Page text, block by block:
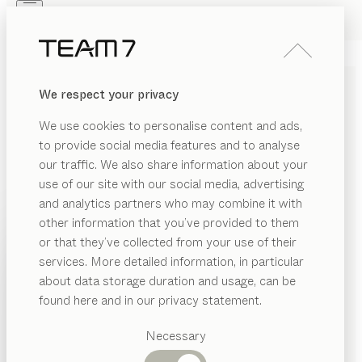
We respect your privacy
We use cookies to personalise content and ads,
to provide social media features and to analyse
our traffic. We also share information about your
use of our site with our social media, advertising
and analytics partners who may combine it with
other information that you’ve provided to them
or that they’ve collected from your use of their
services. More detailed information, in particular
about data storage duration and usage, can be
found here and in our privacy statement.
Necessary
PRODOTTI
ISPIRAZIONI
RIVENDITORI
Categorie
suggerite
PRODOTTI
ISPIRAZIONI
CHI SIAMO
RIVENDITORI
SEDIE DA SCRIVANIA
ERGONOMICHE IN LEGNO
MASSELLO
La sedia da scrivania è una compagna essenziale nelle
giornate lavorative e gioca un ruolo decisivo per il
comfort e l’ergonomia. Le sedie da scrivania offrono un
comfort eccezionale integrandosi armoniosamente
nell’estetica dello spazio circostante. ...leggi di più
MATERIALE FINITURA TUTTI I FILTRI
sedia girevole per ufficio
MOSTRA